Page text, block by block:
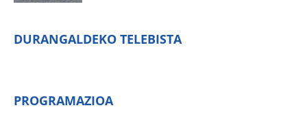
DURANGALDEKO TELEBISTA
PROGRAMAZIOA